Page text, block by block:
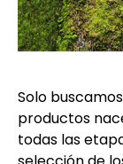
Solo
productos
todas las